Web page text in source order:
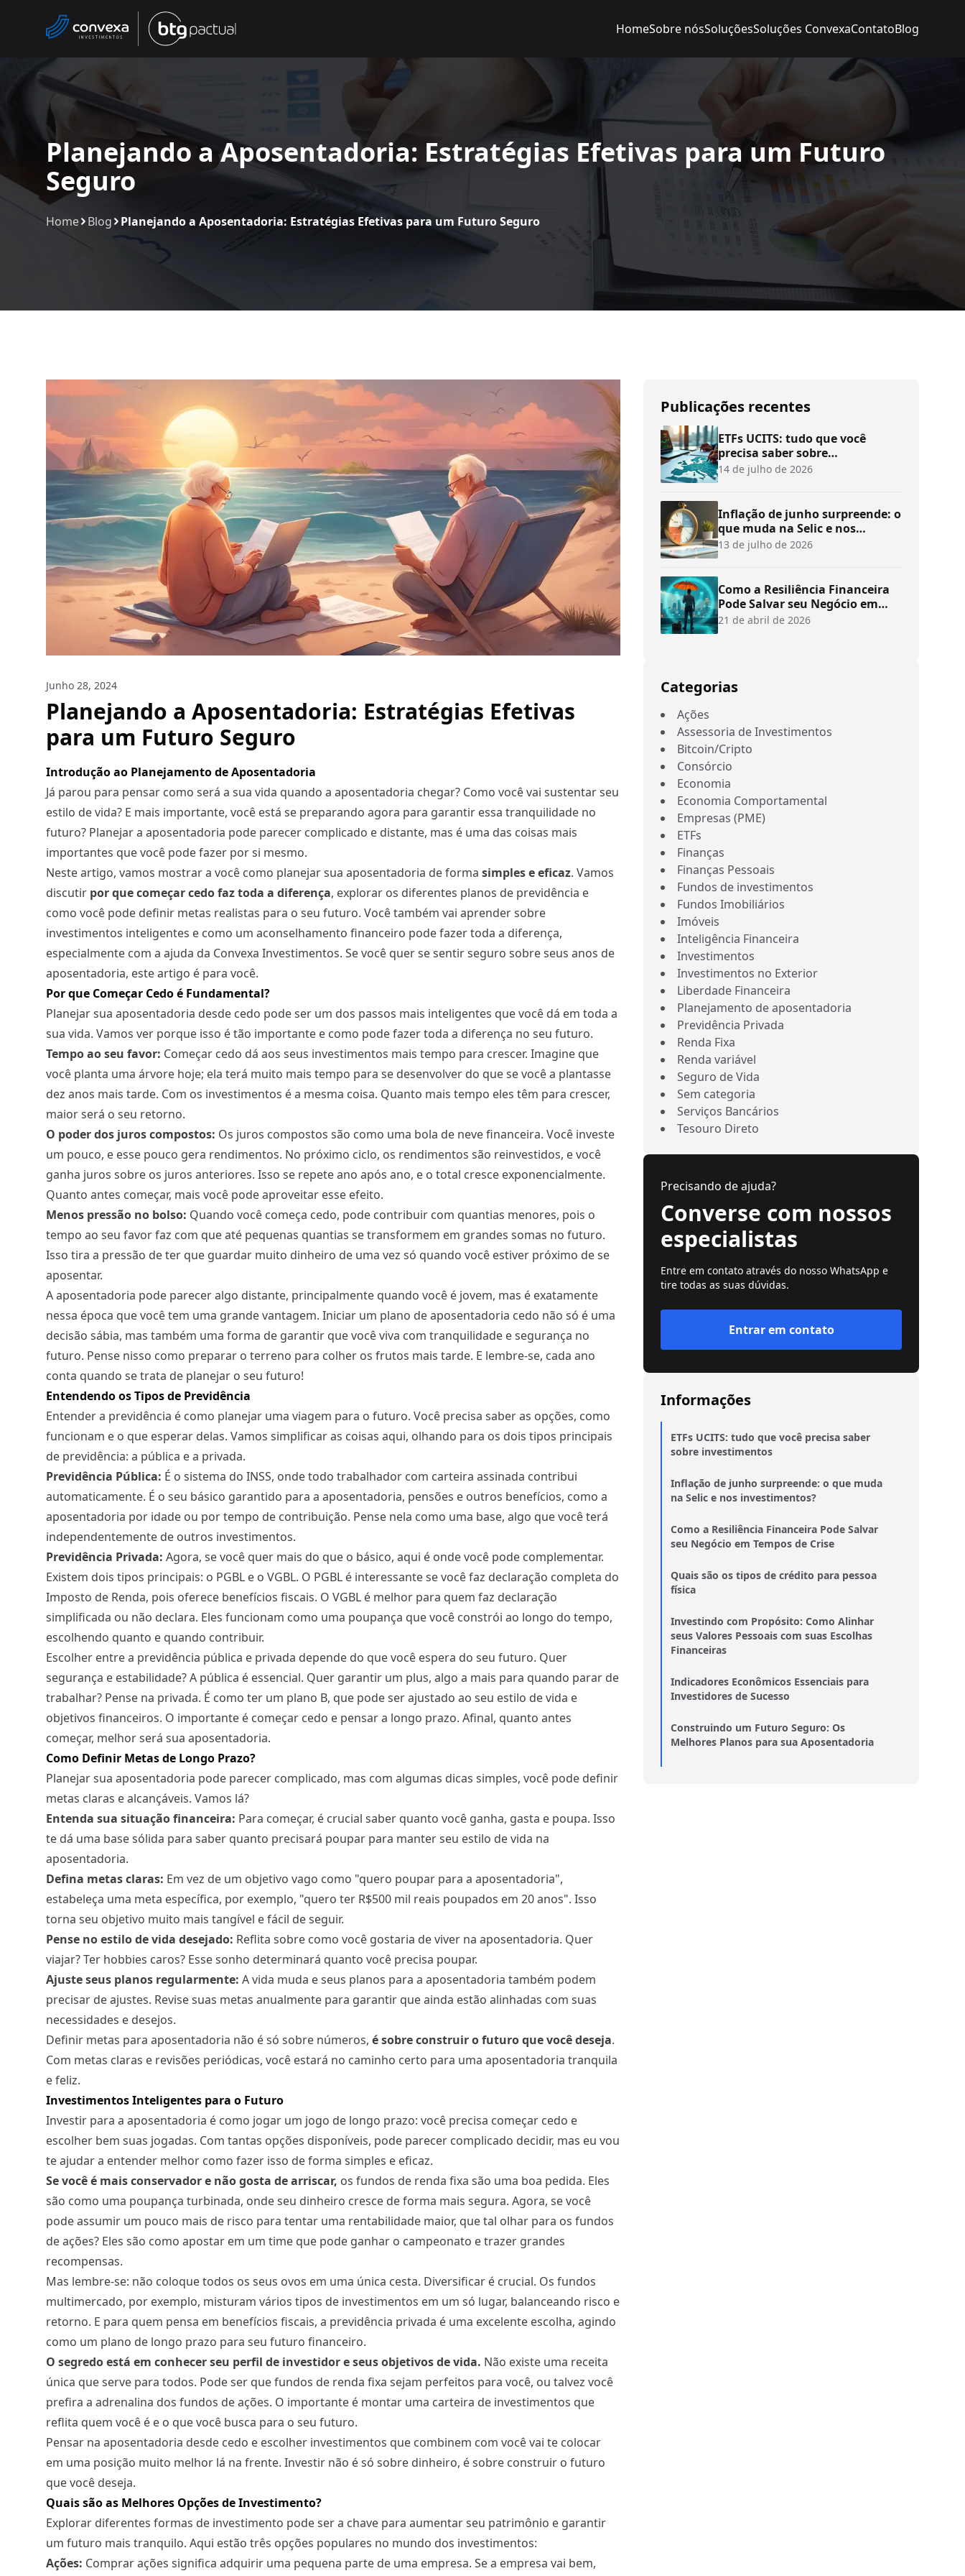
HomeSobre nósSoluçõesSoluções ConvexaContatoBlog
Planejando a Aposentadoria: Estratégias Efetivas para um Futuro
Seguro
Home Blog Planejando a Aposentadoria: Estratégias Efetivas para um Futuro Seguro
Junho 28, 2024
Planejando a Aposentadoria: Estratégias Efetivas
para um Futuro Seguro
Introdução ao Planejamento de Aposentadoria
Já parou para pensar como será a sua vida quando a aposentadoria chegar? Como você vai sustentar seu
estilo de vida? E mais importante, você está se preparando agora para garantir essa tranquilidade no
futuro? Planejar a aposentadoria pode parecer complicado e distante, mas é uma das coisas mais
importantes que você pode fazer por si mesmo.
Neste artigo, vamos mostrar a você como planejar sua aposentadoria de forma simples e eficaz. Vamos
discutir por que começar cedo faz toda a diferença, explorar os diferentes planos de previdência e
como você pode definir metas realistas para o seu futuro. Você também vai aprender sobre
investimentos inteligentes e como um aconselhamento financeiro pode fazer toda a diferença,
especialmente com a ajuda da Convexa Investimentos. Se você quer se sentir seguro sobre seus anos de
aposentadoria, este artigo é para você.
Por que Começar Cedo é Fundamental?
Planejar sua aposentadoria desde cedo pode ser um dos passos mais inteligentes que você dá em toda a
sua vida. Vamos ver porque isso é tão importante e como pode fazer toda a diferença no seu futuro.
Tempo ao seu favor: Começar cedo dá aos seus investimentos mais tempo para crescer. Imagine que
você planta uma árvore hoje; ela terá muito mais tempo para se desenvolver do que se você a plantasse
dez anos mais tarde. Com os investimentos é a mesma coisa. Quanto mais tempo eles têm para crescer,
maior será o seu retorno.
O poder dos juros compostos: Os juros compostos são como uma bola de neve financeira. Você investe
um pouco, e esse pouco gera rendimentos. No próximo ciclo, os rendimentos são reinvestidos, e você
ganha juros sobre os juros anteriores. Isso se repete ano após ano, e o total cresce exponencialmente.
Quanto antes começar, mais você pode aproveitar esse efeito.
Menos pressão no bolso: Quando você começa cedo, pode contribuir com quantias menores, pois o
tempo ao seu favor faz com que até pequenas quantias se transformem em grandes somas no futuro.
Isso tira a pressão de ter que guardar muito dinheiro de uma vez só quando você estiver próximo de se
aposentar.
A aposentadoria pode parecer algo distante, principalmente quando você é jovem, mas é exatamente
nessa época que você tem uma grande vantagem. Iniciar um plano de aposentadoria cedo não só é uma
decisão sábia, mas também uma forma de garantir que você viva com tranquilidade e segurança no
futuro. Pense nisso como preparar o terreno para colher os frutos mais tarde. E lembre-se, cada ano
conta quando se trata de planejar o seu futuro!
Entendendo os Tipos de Previdência
Entender a previdência é como planejar uma viagem para o futuro. Você precisa saber as opções, como
funcionam e o que esperar delas. Vamos simplificar as coisas aqui, olhando para os dois tipos principais
de previdência: a pública e a privada.
Previdência Pública: É o sistema do INSS, onde todo trabalhador com carteira assinada contribui
automaticamente. É o seu básico garantido para a aposentadoria, pensões e outros benefícios, como a
aposentadoria por idade ou por tempo de contribuição. Pense nela como uma base, algo que você terá
independentemente de outros investimentos.
Previdência Privada: Agora, se você quer mais do que o básico, aqui é onde você pode complementar.
Existem dois tipos principais: o PGBL e o VGBL. O PGBL é interessante se você faz declaração completa do
Imposto de Renda, pois oferece benefícios fiscais. O VGBL é melhor para quem faz declaração
simplificada ou não declara. Eles funcionam como uma poupança que você constrói ao longo do tempo,
escolhendo quanto e quando contribuir.
Escolher entre a previdência pública e privada depende do que você espera do seu futuro. Quer
segurança e estabilidade? A pública é essencial. Quer garantir um plus, algo a mais para quando parar de
trabalhar? Pense na privada. É como ter um plano B, que pode ser ajustado ao seu estilo de vida e
objetivos financeiros. O importante é começar cedo e pensar a longo prazo. Afinal, quanto antes
começar, melhor será sua aposentadoria.
Como Definir Metas de Longo Prazo?
Planejar sua aposentadoria pode parecer complicado, mas com algumas dicas simples, você pode definir
metas claras e alcançáveis. Vamos lá?
Entenda sua situação financeira: Para começar, é crucial saber quanto você ganha, gasta e poupa. Isso
te dá uma base sólida para saber quanto precisará poupar para manter seu estilo de vida na
aposentadoria.
Defina metas claras: Em vez de um objetivo vago como "quero poupar para a aposentadoria",
estabeleça uma meta específica, por exemplo, "quero ter R$500 mil reais poupados em 20 anos". Isso
torna seu objetivo muito mais tangível e fácil de seguir.
Pense no estilo de vida desejado: Reflita sobre como você gostaria de viver na aposentadoria. Quer
viajar? Ter hobbies caros? Esse sonho determinará quanto você precisa poupar.
Ajuste seus planos regularmente: A vida muda e seus planos para a aposentadoria também podem
precisar de ajustes. Revise suas metas anualmente para garantir que ainda estão alinhadas com suas
necessidades e desejos.
Definir metas para aposentadoria não é só sobre números, é sobre construir o futuro que você deseja.
Com metas claras e revisões periódicas, você estará no caminho certo para uma aposentadoria tranquila
e feliz.
Investimentos Inteligentes para o Futuro
Investir para a aposentadoria é como jogar um jogo de longo prazo: você precisa começar cedo e
escolher bem suas jogadas. Com tantas opções disponíveis, pode parecer complicado decidir, mas eu vou
te ajudar a entender melhor como fazer isso de forma simples e eficaz.
Se você é mais conservador e não gosta de arriscar, os fundos de renda fixa são uma boa pedida. Eles
são como uma poupança turbinada, onde seu dinheiro cresce de forma mais segura. Agora, se você
pode assumir um pouco mais de risco para tentar uma rentabilidade maior, que tal olhar para os fundos
de ações? Eles são como apostar em um time que pode ganhar o campeonato e trazer grandes
recompensas.
Mas lembre-se: não coloque todos os seus ovos em uma única cesta. Diversificar é crucial. Os fundos
multimercado, por exemplo, misturam vários tipos de investimentos em um só lugar, balanceando risco e
retorno. E para quem pensa em benefícios fiscais, a previdência privada é uma excelente escolha, agindo
como um plano de longo prazo para seu futuro financeiro.
O segredo está em conhecer seu perfil de investidor e seus objetivos de vida. Não existe uma receita
única que serve para todos. Pode ser que fundos de renda fixa sejam perfeitos para você, ou talvez você
prefira a adrenalina dos fundos de ações. O importante é montar uma carteira de investimentos que
reflita quem você é e o que você busca para o seu futuro.
Pensar na aposentadoria desde cedo e escolher investimentos que combinem com você vai te colocar
em uma posição muito melhor lá na frente. Investir não é só sobre dinheiro, é sobre construir o futuro
que você deseja.
Quais são as Melhores Opções de Investimento?
Explorar diferentes formas de investimento pode ser a chave para aumentar seu patrimônio e garantir
um futuro mais tranquilo. Aqui estão três opções populares no mundo dos investimentos:
Ações: Comprar ações significa adquirir uma pequena parte de uma empresa. Se a empresa vai bem,
Publicações recentes
ETFs UCITS: tudo que você
precisa saber sobre
investimentos
14 de julho de 2026
Inflação de junho surpreende: o
que muda na Selic e nos
investimentos?
13 de julho de 2026
Como a Resiliência Financeira
Pode Salvar seu Negócio em
Tempos de Crise
21 de abril de 2026
Categorias
Ações
Assessoria de Investimentos
Bitcoin/Cripto
Consórcio
Economia
Economia Comportamental
Empresas (PME)
ETFs
Finanças
Finanças Pessoais
Fundos de investimentos
Fundos Imobiliários
Imóveis
Inteligência Financeira
Investimentos
Investimentos no Exterior
Liberdade Financeira
Planejamento de aposentadoria
Previdência Privada
Renda Fixa
Renda variável
Seguro de Vida
Sem categoria
Serviços Bancários
Tesouro Direto
Precisando de ajuda?
Converse com nossos
especialistas
Entre em contato através do nosso WhatsApp e
tire todas as suas dúvidas.
Entrar em contato
Informações
ETFs UCITS: tudo que você precisa saber
sobre investimentos
Inflação de junho surpreende: o que muda
na Selic e nos investimentos?
Como a Resiliência Financeira Pode Salvar
seu Negócio em Tempos de Crise
Quais são os tipos de crédito para pessoa
física
Investindo com Propósito: Como Alinhar
seus Valores Pessoais com suas Escolhas
Financeiras
Indicadores Econômicos Essenciais para
Investidores de Sucesso
Construindo um Futuro Seguro: Os
Melhores Planos para sua Aposentadoria